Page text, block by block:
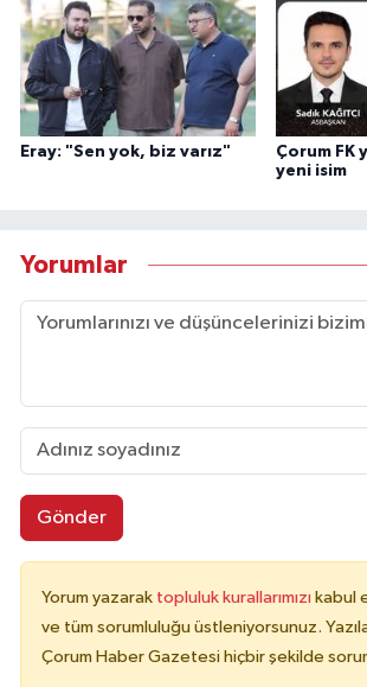
Eray: "Sen yok, biz varız"
Çorum FK
yeni isim
Yorumlar
Gönder
Yorum yazarak topluluk kurallarımızı kabul
ve tüm sorumluluğu üstleniyorsunuz.
Çorum Haber Gazetesi hiçbir şekilde